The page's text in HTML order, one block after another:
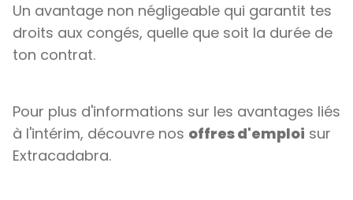
Un avantage non négligeable qui garantit tes
droits aux congés, quelle que soit la durée de
ton contrat.
Pour plus d'informations sur les avantages liés
à l'intérim, découvre nos offres d'emploi sur
Extracadabra.